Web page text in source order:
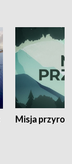
Misja